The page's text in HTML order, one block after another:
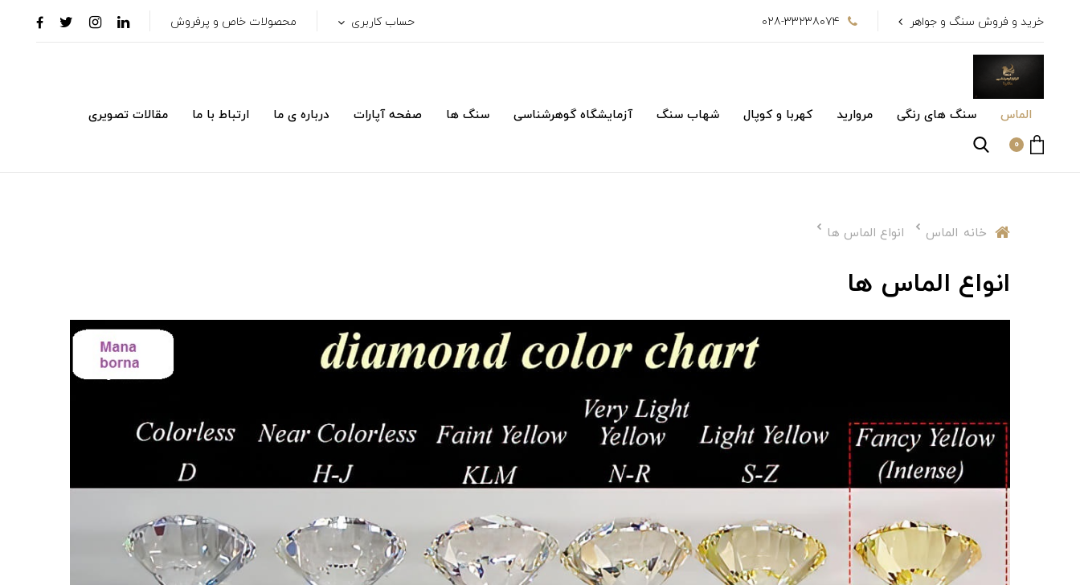
خرید و فروش سنگ و جواهر 028-33238074 حساب کاربری محصولات خاص و پرفروش
الماس سنگ های رنگی مروارید کهربا و کوپال شهاب سنگ آزمایشگاه گوهرشناسی سنگ ها صفحه آپارات درباره ی ما ارتباط با ما مقالات تصویری
0
خانه الماس انواع الماس ها
انواع الماس ها